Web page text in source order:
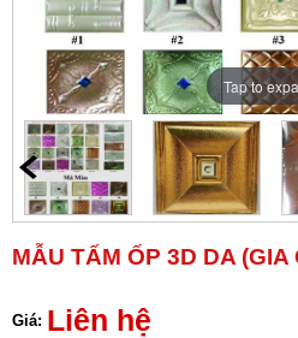
Tap to
MẪU TẤM ỐP 3D DA (GIA
Giá: Liên hệ